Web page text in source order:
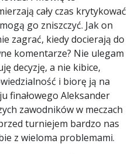
cały czas krytykować
go zniszczyć. Jak on
zagrać, kiedy docierają do
komentarze? Nie ulegam
decyzję, a nie kibice,
i biorę ją na
finałowego Aleksander
zawodników w meczach
turniejem bardzo nas
z wieloma problemami.